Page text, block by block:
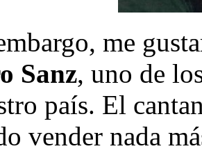
me
Sanz, uno de
país. El
vender nada